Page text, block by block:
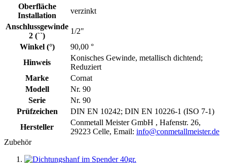
Oberfläche
Installation
verzinkt
Anschlussgewinde
2 (``)
1/2"
Winkel (°)
90,00 °
Hinweis
Konisches Gewinde, metallisch dichtend;
Reduziert
Marke
Cornat
Modell
Nr. 90
Serie
Nr. 90
Prüfzeichen
DIN EN 10242; DIN EN 10226-1 (ISO 7-1)
Hersteller
Conmetall Meister GmbH , Hafenstr. 26,
29223 Celle, Email: info@conmetallmeister.de
Zubehör